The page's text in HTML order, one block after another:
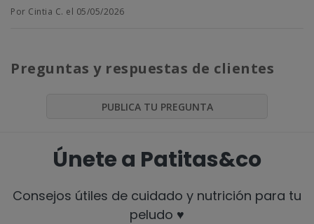
Por Cintia C. el 05/05/2026
Preguntas y respuestas de clientes
PUBLICA TU PREGUNTA
Únete a Patitas&co
Consejos útiles de cuidado y nutrición para tu
peludo ♥️